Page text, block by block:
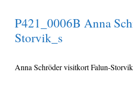
P421_0006B Anna
Storvik_s
Anna Schröder visitkort Falun-